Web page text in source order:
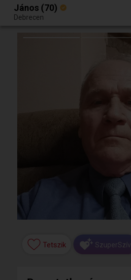
Egy jó randiból bármi lehet.
János (70)
Debrecen
Tetszik SzuperSzív